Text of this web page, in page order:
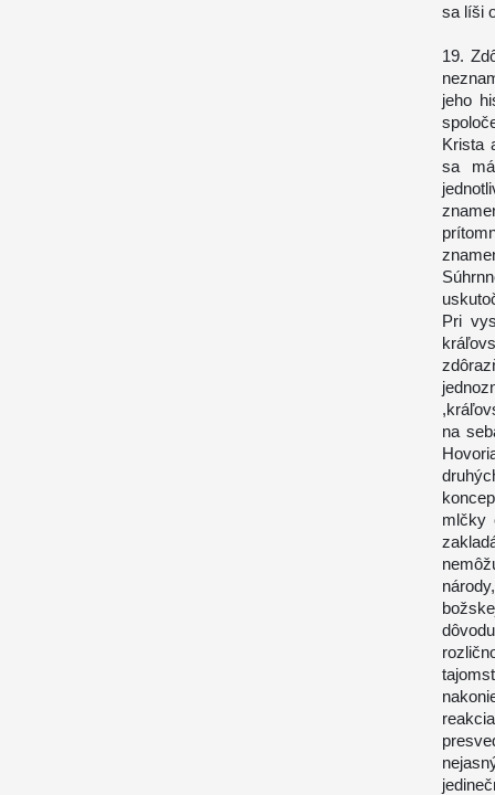
sa líši
19.
jeho
Krista
sa
Pri
na
mlčky